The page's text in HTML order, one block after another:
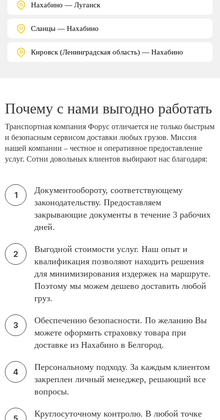
Нахабино — Луганск
Сланцы — Нахабино
Кировск (Ленинградская область) — Нахабино
Почему с нами выгодно работать
Транспортная компания Форус отличается не только быстрым
и безопасным сервисом доставки любых грузов. Миссия
нашей компании – честное и оперативное предоставление
услуг. Сотни довольных клиентов выбирают нас благодаря:
Документообороту, соответствующему
законодательству. Предоставляем
закрывающие документы в течение 3 рабочих
дней.
Выгодной стоимости услуг. Наш опыт и
квалификация позволяют находить решения
для минимизирования издержек на маршруте.
Поэтому мы можем дешево доставить любой
груз.
Обеспечению безопасности. По желанию Вы
можете оформить страховку товара при
доставке из Нахабино в Белгород.
Персональному подходу. За каждым клиентом
закреплен личный менеджер, решающий все
вопросы.
Круглосуточному контролю. В любой точке